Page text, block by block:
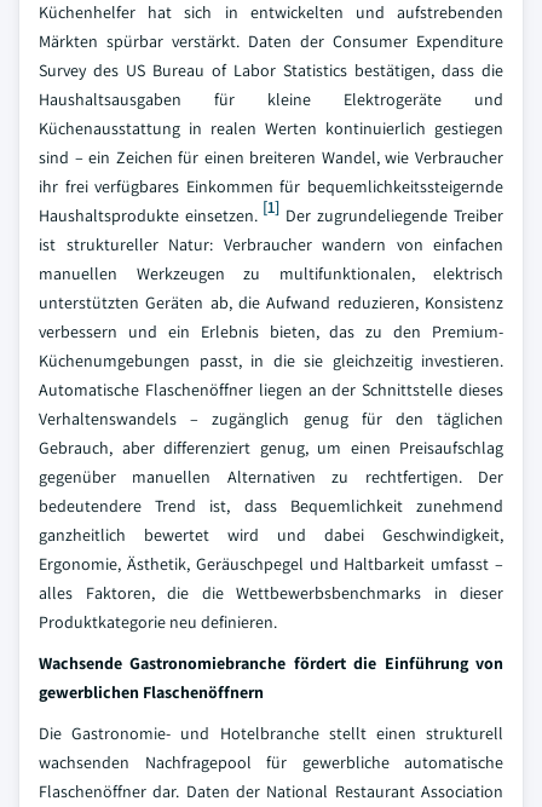
Küchenhelfer hat sich in entwickelten und aufstrebenden
Märkten spürbar verstärkt. Daten der Consumer Expenditure
Survey des US Bureau of Labor Statistics bestätigen, dass die
Haushaltsausgaben für kleine Elektrogeräte und
Küchenausstattung in realen Werten kontinuierlich gestiegen
sind – ein Zeichen für einen breiteren Wandel, wie Verbraucher
ihr frei verfügbares Einkommen für bequemlichkeitssteigernde
Haushaltsprodukte einsetzen. [1] Der zugrundeliegende Treiber
ist struktureller Natur: Verbraucher wandern von einfachen
manuellen Werkzeugen zu multifunktionalen, elektrisch
unterstützten Geräten ab, die Aufwand reduzieren, Konsistenz
verbessern und ein Erlebnis bieten, das zu den Premium-
Küchenumgebungen passt, in die sie gleichzeitig investieren.
Automatische Flaschenöffner liegen an der Schnittstelle dieses
Verhaltenswandels – zugänglich genug für den täglichen
Gebrauch, aber differenziert genug, um einen Preisaufschlag
gegenüber manuellen Alternativen zu rechtfertigen. Der
bedeutendere Trend ist, dass Bequemlichkeit zunehmend
ganzheitlich bewertet wird und dabei Geschwindigkeit,
Ergonomie, Ästhetik, Geräuschpegel und Haltbarkeit umfasst –
alles Faktoren, die die Wettbewerbsbenchmarks in dieser
Produktkategorie neu definieren.
Wachsende Gastronomiebranche fördert die Einführung von
gewerblichen Flaschenöffnern
Die Gastronomie- und Hotelbranche stellt einen strukturell
wachsenden Nachfragepool für gewerbliche automatische
Flaschenöffner dar. Daten der National Restaurant Association